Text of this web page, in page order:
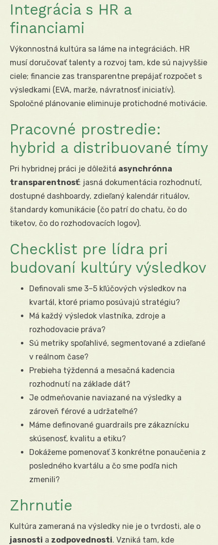
Integrácia s HR a
financiami
Výkonnostná kultúra sa láme na integráciách. HR
musí doručovať talenty a rozvoj tam, kde sú najvyššie
ciele; financie zas transparentne prepájať rozpočet s
výsledkami (EVA, marže, návratnosť iniciatív).
Spoločné plánovanie eliminuje protichodné motivácie.
Pracovné prostredie:
hybrid a distribuované tímy
Pri hybridnej práci je dôležitá asynchrónna
transparentnosť: jasná dokumentácia rozhodnutí,
dostupné dashboardy, zdieľaný kalendár rituálov,
štandardy komunikácie (čo patrí do chatu, čo do
tiketov, čo do rozhodovacích logov).
Checklist pre lídra pri
budovaní kultúry výsledkov
Definovali sme 3–5 kľúčových výsledkov na
kvartál, ktoré priamo posúvajú stratégiu?
Má každý výsledok vlastníka, zdroje a
rozhodovacie práva?
Sú metriky spoľahlivé, segmentované a zdieľané
v reálnom čase?
Prebieha týždenná a mesačná kadencia
rozhodnutí na základe dát?
Je odmeňovanie naviazané na výsledky a
zároveň férové a udržateľné?
Máme definované guardrails pre zákaznícku
skúsenosť, kvalitu a etiku?
Dokážeme pomenovať 3 konkrétne ponaučenia z
posledného kvartálu a čo sme podľa nich
zmenili?
Zhrnutie
Kultúra zameraná na výsledky nie je o tvrdosti, ale o
jasnosti a zodpovednosti. Vzniká tam, kde